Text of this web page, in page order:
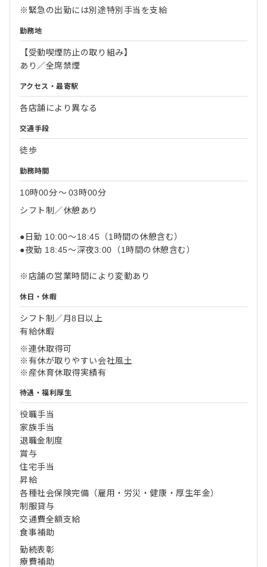
※緊急の出勤には別途特別手当を支給
勤務地
【受動喫煙防止の取り組み】
あり／全席禁煙
アクセス・最寄駅
各店舗により異なる
交通手段
徒歩
勤務時間
10時00分〜03時00分
シフト制／休憩あり
●日勤 10:00～18:45（1時間の休憩含む）
●夜勤 18:45～深夜3:00（1時間の休憩含む）
※店舗の営業時間により変動あり
休日・休暇
シフト制／月8日以上
有給休暇
※連休取得可
※有休が取りやすい会社風土
※産休育休取得実績有
待遇・福利厚生
役職手当
家族手当
退職金制度
賞与
住宅手当
昇給
各種社会保険完備（雇用・労災・健康・厚生年金）
制服貸与
交通費全額支給
食事補助
勤続表彰
療費補助